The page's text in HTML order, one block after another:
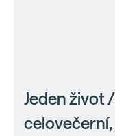
Jeden život /
celovečerní,